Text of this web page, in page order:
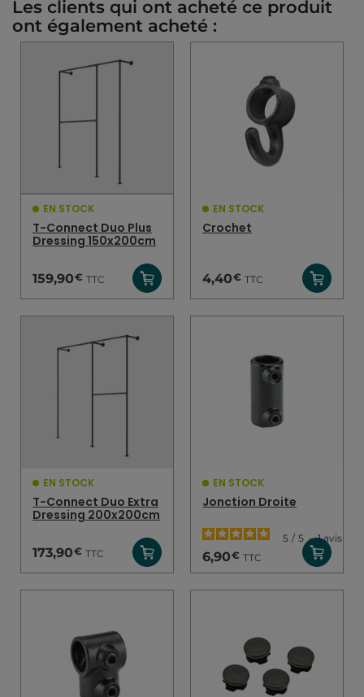
Les clients qui ont acheté ce produit
ont également acheté :
EN STOCK
T-Connect Duo Plus
Dressing 150x200cm
159,90€ TTC
EN STOCK
Crochet
4,40€ TTC
EN STOCK
T-Connect Duo Extra
Dressing 200x200cm
173,90€ TTC
EN STOCK
Jonction Droite
5 / 5 - 1avis
6,90€ TTC